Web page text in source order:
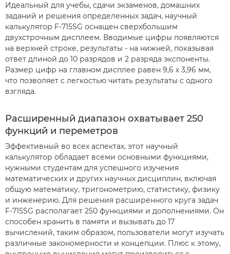
Идеальный для учебы, сдачи экзаменов, домашних
заданий и решения определенных задач, научный
калькулятор F-715SG оснащен сверхбольшим
двухстрочным дисплеем. Вводимые цифры появляются
на верхней строке, результаты - на нижней, показывая
ответ длиной до 10 разрядов и 2 разряда экспоненты.
Размер цифр на главном дисплее равен 9,6 х 3,96 мм,
что позволяет с легкостью читать результаты с одного
взгляда.
Расширенный диапазон охватывает 250
функций и переметров
Эффективный во всех аспектах, этот научный
калькулятор обладает всеми основными функциями,
нужными студентам для успешного изучения
математических и других научных дисциплин, включая
общую математику, тригонометрию, статистику, физику
и инженерию. Для решения расширенного круга задач
F-715SG располагает 250 функциями и дополнениями. Он
способен хранить в памяти и вызывать до 17
вычислений, таким образом, пользователи могут изучать
различные закономерности и концепции. Плюс к этому,